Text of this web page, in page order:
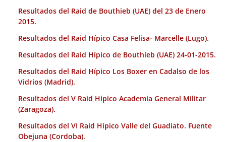
Resultados del Raid de Bouthieb (UAE) del 23 de Enero
2015.
Resultados del Raid Hípico Casa Felisa- Marcelle (Lugo).
Resultados del Raid Hípico de Bouthieb (UAE) 24-01-2015.
Resultados del Raid Hípico Los Boxer en Cadalso de los
Vidrios (Madrid).
Resultados del V Raid Hípico Academia General Militar
(Zaragoza).
Resultados del VI Raid Hípico Valle del Guadiato. Fuente
Obejuna (Cordoba).